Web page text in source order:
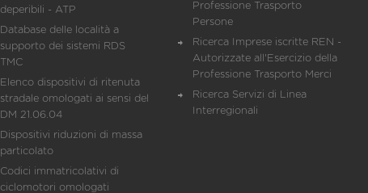
deperibili - ATP
Database delle località a
supporto dei sistemi RDS
TMC
Elenco dispositivi di ritenuta
stradale omologati ai sensi del
DM 21.06.04
Dispositivi riduzioni di massa
particolato
Codici immatricolativi di
ciclomotori omologati
Professione Trasporto
Persone
Ricerca Imprese iscritte REN -
Autorizzate all'Esercizio della
Professione Trasporto Merci
Ricerca Servizi di Linea
Interregionali